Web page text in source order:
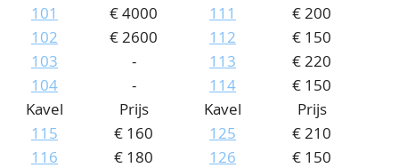
101
€ 4000
102
€ 2600
103
-
104
-
111
€ 200
112
€ 150
113
€ 220
114
€ 150
Kavel
Prijs
115
€ 160
116
€ 180
Kavel
Prijs
125
€ 210
126
€ 150